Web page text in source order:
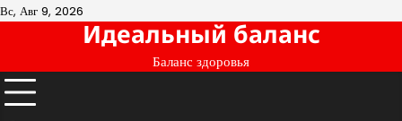
Перейти
Вс, Авг 9, 2026
Идеальный баланс
Баланс здоровья